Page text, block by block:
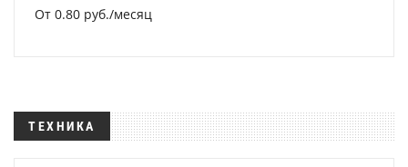
От 0.80 руб./месяц
ТЕХНИКА